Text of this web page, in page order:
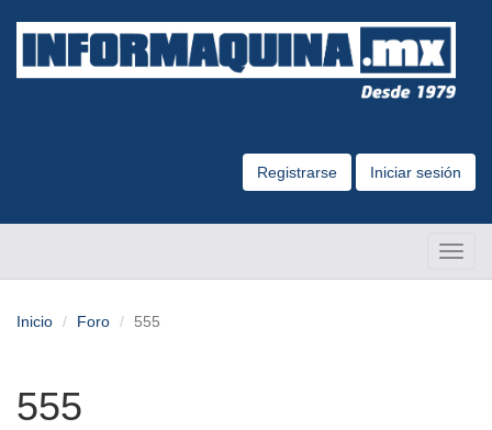
Registrarse Iniciar sesión
Inicio Foro 555
555